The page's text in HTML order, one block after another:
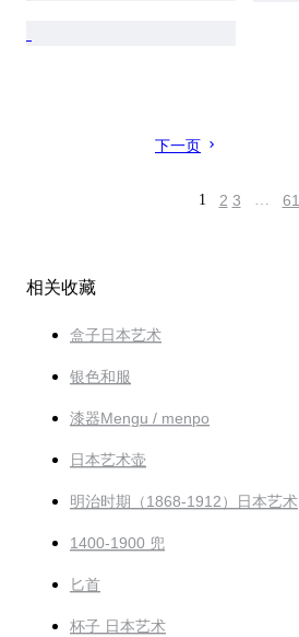
下一页
1 2 3 … 61
相关收藏
盒子日本艺术
银色和服
漆器Mengu / menpo
日本艺术壶
明治时期（1868-1912）日本艺术
1400-1900 兜
匕首
杯子 日本艺术